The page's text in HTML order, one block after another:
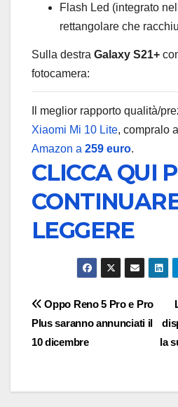
Flash Led (integrato
rettangolare che
Sulla destra Galaxy S21+
fotocamera:
Il meglior rapporto qualità/
Xiaomi Mi 10 Lite, compralo
Amazon a 259 euro.
CLICCA QUI
LEGGERE
Navigazione
articoli
la
Oppo Reno 5 Pro e Pro
Plus saranno annunciati il
10 dicembre